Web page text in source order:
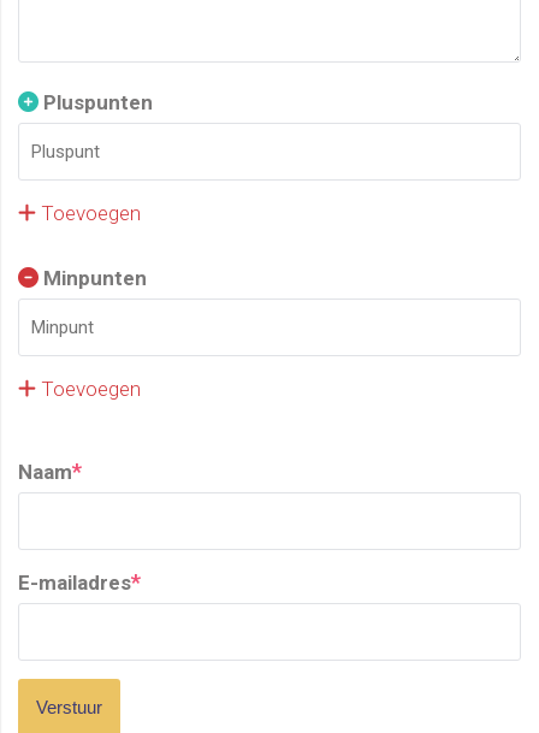
Pluspunten
Toevoegen
Minpunten
Toevoegen
Naam*
E-mailadres*